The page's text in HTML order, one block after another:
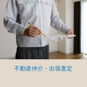
不動産仲介・出張査定